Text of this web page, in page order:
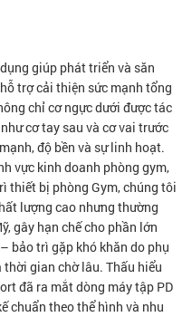
giúp phát triển và săn
trợ cải thiện sức mạnh tổng
chỉ cơ ngực dưới được tác
cơ tay sau và cơ vai trước
độ bền và sự linh hoạt.
vực kinh doanh phòng gym,
thiết bị phòng Gym, chúng tôi
lượng cao nhưng thường
gây hạn chế cho phần lớn
bảo trì gặp khó khăn do phụ
gian chờ lâu. Thấu hiểu
đã ra mắt dòng máy tập PD
chuẩn theo thể hình và nhu